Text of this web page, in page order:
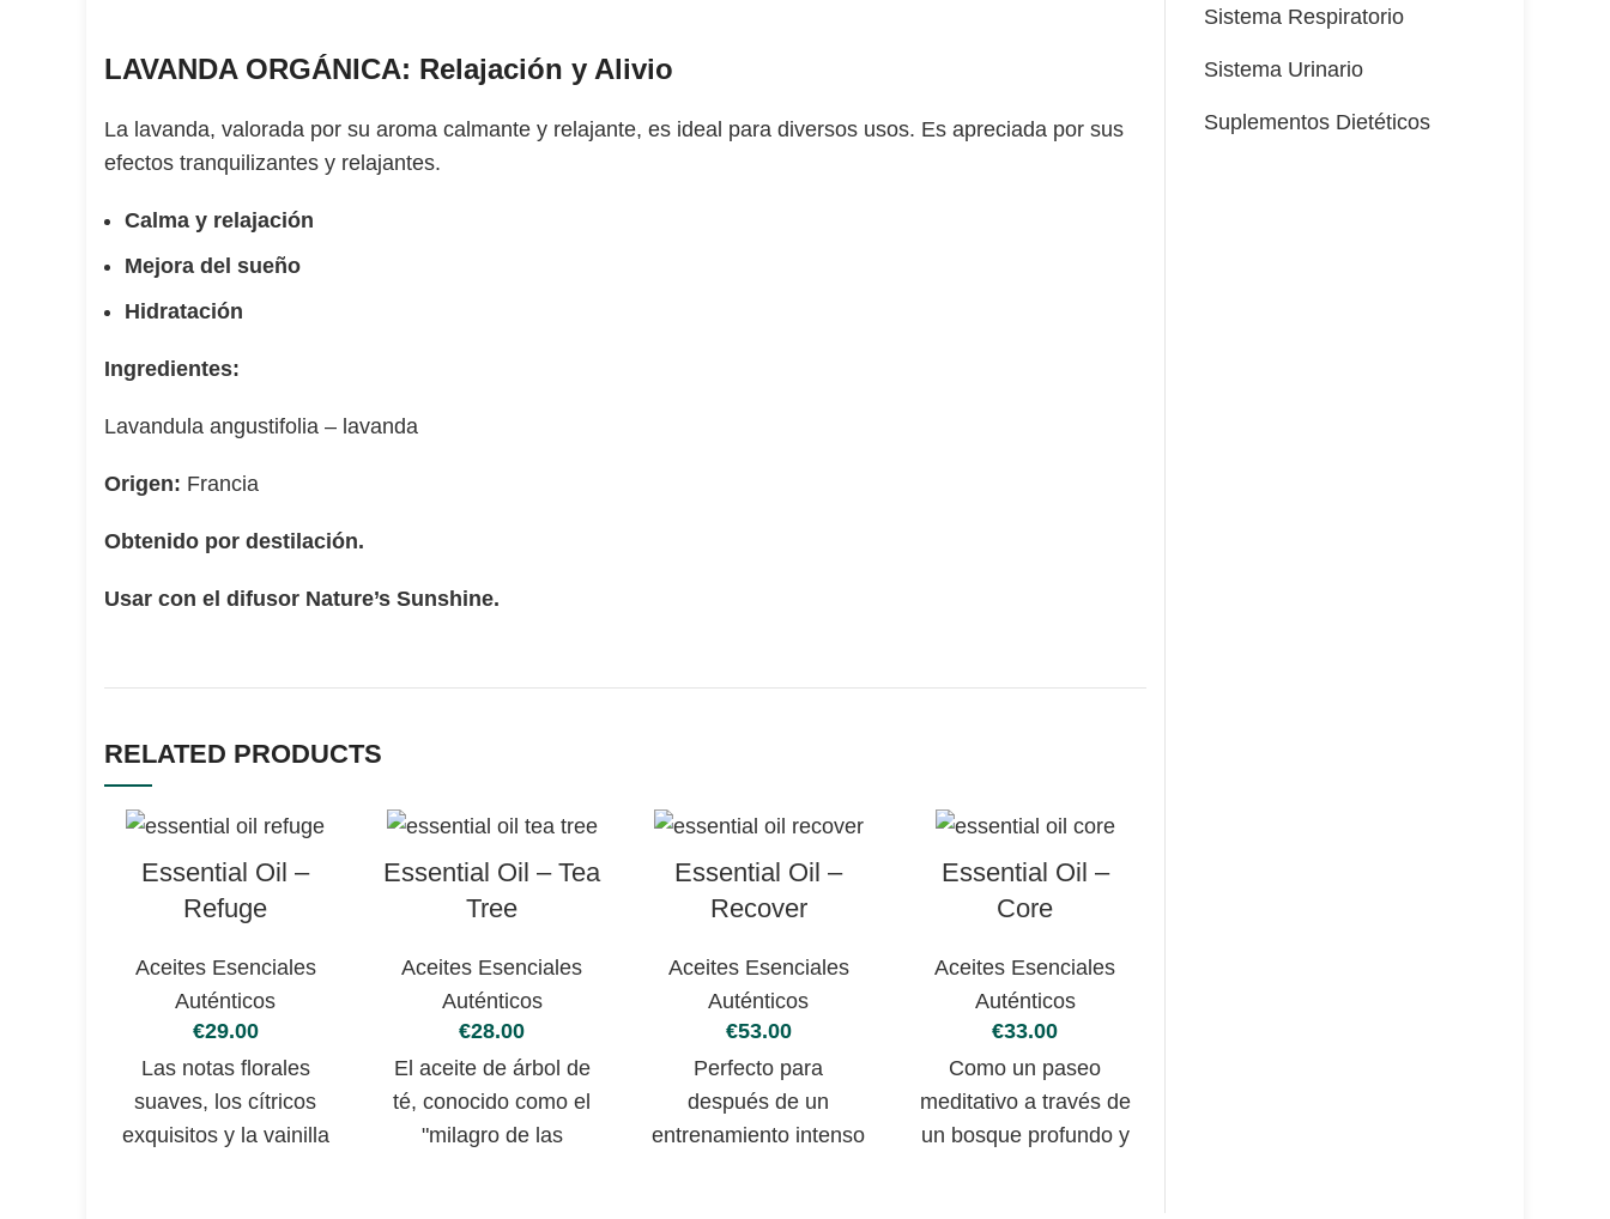
LAVANDA ORGÁNICA: Relajación y Alivio
La lavanda, valorada por su aroma calmante y relajante, es ideal para diversos usos. Es apreciada por sus
efectos tranquilizantes y relajantes.
Calma y relajación
Mejora del sueño
Hidratación
Ingredientes:
Lavandula angustifolia – lavanda
Origen: Francia
Obtenido por destilación.
Usar con el difusor Nature’s Sunshine.
RELATED PRODUCTS
Essential Oil –
Refuge
Aceites Esenciales
Auténticos
€
Las notas florales
suaves, los cítricos
exquisitos y la vainilla
Essential Oil – Tea
Tree
Aceites Esenciales
Auténticos
€
El aceite de árbol de
té, conocido como el
"milagro de las
Essential Oil –
Recover
Aceites Esenciales
Auténticos
€
Perfecto para
después de un
entrenamiento intenso
Essential Oil –
Core
Aceites Esenciales
Auténticos
€
Como un paseo
meditativo a través de
un bosque profundo y
Sistema Respiratorio
Sistema Urinario
Suplementos Dietéticos